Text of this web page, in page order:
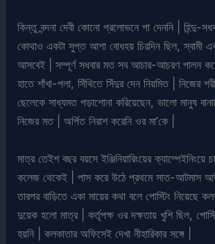
কিন্তু বন্দনা দেবী কোনো প্রলোভনে পা দেননি | হিন্দু-
কোথাও একটা সুপ্ত আশা বোধহয় চিরদিন ছিল, স্বামী
আসবেই | সম্পূর্ণ সধবার মত সব আচার-আচরণ পালন
হাতে শাঁখা-পলা, সিঁথিতে সিঁদুর দেন নিয়মিত | নিজের
ছেলেকে সাধ্যমত পড়াশোনা করিয়েছেন, ভালো মানুষ
নিজের মত | অর্পিত নিরাশ করেনি ওর মা’কে |
মাত্র তেইশ বছর বয়সে ইঞ্জিনিয়ারিংয়ের ক্যাম্পেইনিংয়ে
কলেজ থেকেই | পাস করে উঠে প্রথমে সাত-আটমাস
তারপর বাড়িতে একা মায়ের কথা বলে পোস্টিং নিয়েছে
দুয়েক হলো মাত্র | কর্তৃপক্ষ ওর দক্ষতায় খুশি ছিল,
হয়নি | কলকাতার অফিসেই দেখা নীহারিকার সঙ্গে |